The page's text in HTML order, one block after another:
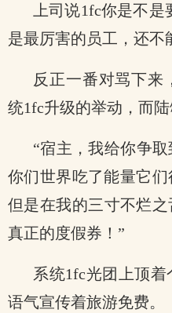
上司说1fc你是不
是最厉害的员工，还不
反正一番对骂下来
统1fc升级的举动，而
“宿主，我给你争
你们世界吃了能量它们
但是在我的三寸不烂
真正的度假券！”
系统1fc光团上顶
语气宣传着旅游免费。